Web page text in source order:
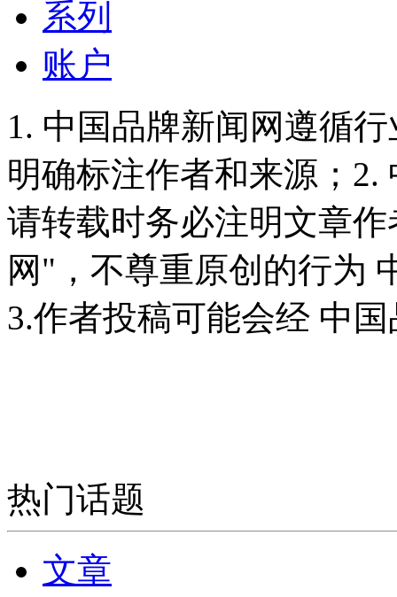
系列
账户
1. 中国品牌新闻网遵循
明确标注作者和来源；
请转载时务必注明文章
网"，不尊重原创的行为
3.作者投稿可能会经 中
热门话题
文章